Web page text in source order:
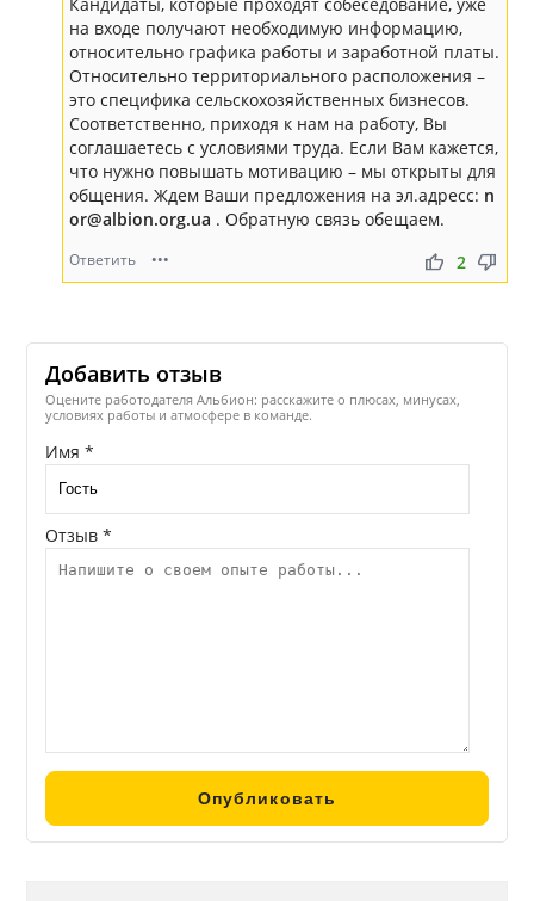
на входе получают необходимую информацию,
относительно графика работы и заработной платы.
Относительно территориального расположения –
это специфика сельскохозяйственных бизнесов.
Соответственно, приходя к нам на работу, Вы
соглашаетесь с условиями труда. Если Вам кажется,
что нужно повышать мотивацию – мы открыты для
общения. Ждем Ваши предложения на эл.адресс: n
or@albion.org.ua . Обратную связь обещаем.
Ответить ••• thumb_up thumb_down
2
Добавить отзыв
Оцените работодателя Альбион: расскажите о плюсах, минусах,
условиях работы и атмосфере в команде.
Имя *
Отзыв *